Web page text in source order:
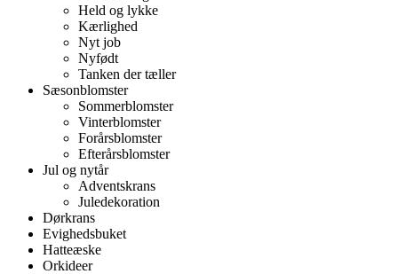
Held og lykke
Kærlighed
Nyt job
Nyfødt
Tanken der tæller
Sæsonblomster
Sommerblomster
Vinterblomster
Forårsblomster
Efterårsblomster
Jul og nytår
Adventskrans
Juledekoration
Dørkrans
Evighedsbuket
Hatteæske
Orkideer